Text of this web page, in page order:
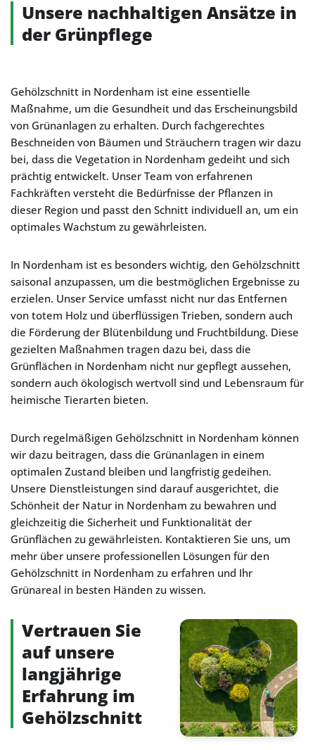
Unsere nachhaltigen Ansätze in
der Grünpflege
Gehölzschnitt in Nordenham ist eine essentielle
Maßnahme, um die Gesundheit und das Erscheinungsbild
von Grünanlagen zu erhalten. Durch fachgerechtes
Beschneiden von Bäumen und Sträuchern tragen wir dazu
bei, dass die Vegetation in Nordenham gedeiht und sich
prächtig entwickelt. Unser Team von erfahrenen
Fachkräften versteht die Bedürfnisse der Pflanzen in
dieser Region und passt den Schnitt individuell an, um ein
optimales Wachstum zu gewährleisten.
In Nordenham ist es besonders wichtig, den Gehölzschnitt
saisonal anzupassen, um die bestmöglichen Ergebnisse zu
erzielen. Unser Service umfasst nicht nur das Entfernen
von totem Holz und überflüssigen Trieben, sondern auch
die Förderung der Blütenbildung und Fruchtbildung. Diese
gezielten Maßnahmen tragen dazu bei, dass die
Grünflächen in Nordenham nicht nur gepflegt aussehen,
sondern auch ökologisch wertvoll sind und Lebensraum für
heimische Tierarten bieten.
Durch regelmäßigen Gehölzschnitt in Nordenham können
wir dazu beitragen, dass die Grünanlagen in einem
optimalen Zustand bleiben und langfristig gedeihen.
Unsere Dienstleistungen sind darauf ausgerichtet, die
Schönheit der Natur in Nordenham zu bewahren und
gleichzeitig die Sicherheit und Funktionalität der
Grünflächen zu gewährleisten. Kontaktieren Sie uns, um
mehr über unsere professionellen Lösungen für den
Gehölzschnitt in Nordenham zu erfahren und Ihr
Grünareal in besten Händen zu wissen.
Vertrauen Sie
auf unsere
langjährige
Erfahrung im
Gehölzschnitt